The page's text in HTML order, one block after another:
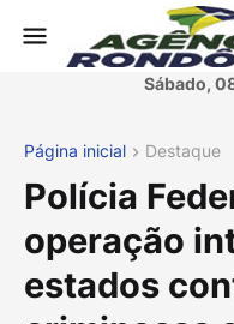
Sábado,
Página inicial Destaque
Polícia
operação
estados